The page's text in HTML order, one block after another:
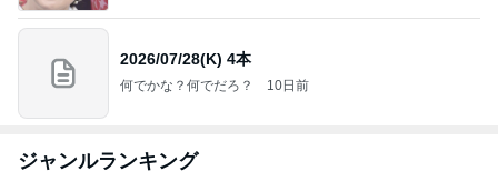
2026/07/28(K) 4本
何でかな？何でだろ？ 10日前
ジャンルランキング